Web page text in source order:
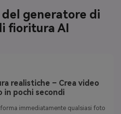
fioritura AI
in pochi secondi
immediatamente qualsiasi foto
realistico. I fiori germogliano,